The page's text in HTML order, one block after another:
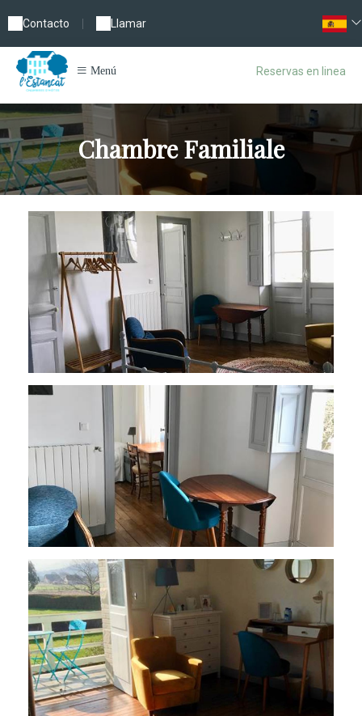
Contacto Llamar
Menú Reservas en linea
Chambre Familiale